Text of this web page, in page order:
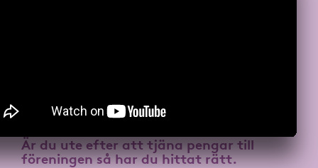
Är du ute efter atttjäna pengar till
föreningenså har du hittat rätt.